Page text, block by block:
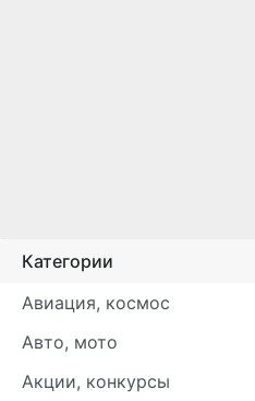
Категории
Авиация, космос
Авто, мото
Акции, конкурсы